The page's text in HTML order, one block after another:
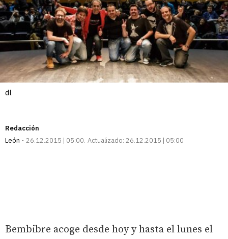
dl
Redacción
León
26.12.2015 | 05:00 Actualizado: 26.12.2015 | 05:00
Bembibre acoge desde hoy y hasta el lunes el